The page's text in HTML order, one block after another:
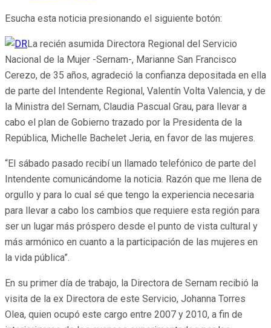
Esucha esta noticia presionando el siguiente botón:
La recién asumida Directora Regional del Servicio
Nacional de la Mujer -Sernam-, Marianne San Francisco
Cerezo, de 35 años, agradeció la confianza depositada en ella
de parte del Intendente Regional, Valentín Volta Valencia, y de
la Ministra del Sernam, Claudia Pascual Grau, para llevar a
cabo el plan de Gobierno trazado por la Presidenta de la
República, Michelle Bachelet Jeria, en favor de las mujeres.
“El sábado pasado recibí un llamado telefónico de parte del
Intendente comunicándome la noticia. Razón que me llena de
orgullo y para lo cual sé que tengo la experiencia necesaria
para llevar a cabo los cambios que requiere esta región para
ser un lugar más próspero desde el punto de vista cultural y
más armónico en cuanto a la participación de las mujeres en
la vida pública”.
En su primer día de trabajo, la Directora de Sernam recibió la
visita de la ex Directora de este Servicio, Johanna Torres
Olea, quien ocupó este cargo entre 2007 y 2010, a fin de